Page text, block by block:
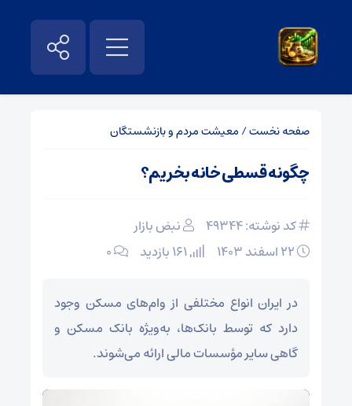
صفحه نخست/ معیشت مردم و بازنشستگان
چگونه قسطی خانه بخریم؟
کد نوشته: 49344
نبض بازار
۰
در ایران انواع مختلفی از وام‌های مسکن وجود
دارد که توسط بانک‌ها، به‌ویژه بانک مسکن و
گاهی سایر مؤسسات مالی ارائه می‌شوند.